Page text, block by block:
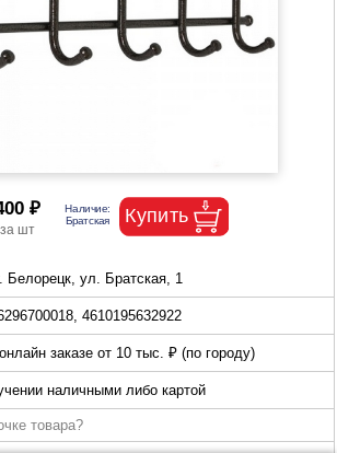
₽
Белорецк, ул. Братская, 1
4610195632922
заказе от 10 тыс. ₽ (по городу)
наличными либо картой
товара?